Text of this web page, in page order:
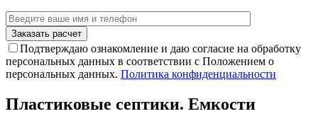
Подтверждаю ознакомление и даю согласие на обработку
персональных данных в соответствии с Положением о
персональных данных. Политика конфиденциальности
Пластиковые септики. Емкости